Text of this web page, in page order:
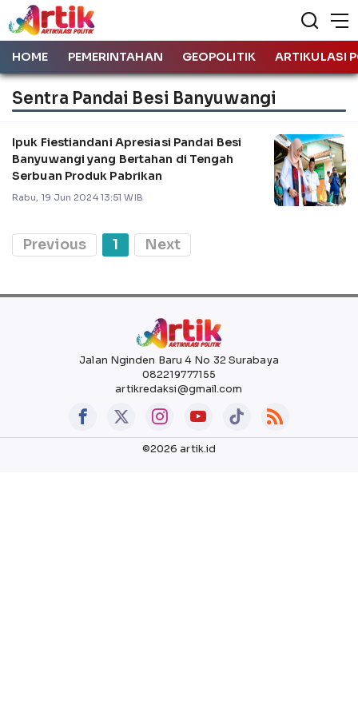
HOME PEMERINTAHAN GEOPOLITIK ARTIKULASI
Sentra Pandai Besi Banyuwangi
Ipuk Fiestiandani Apresiasi Pandai Besi
Banyuwangi yang Bertahan di Tengah
Serbuan Produk Pabrikan
Rabu, 19 Jun 2024 13:51 WIB
Previous 1 Next
Jalan Nginden Baru 4 No 32 Surabaya
082219777155
artikredaksi@gmail.com
©2026 artik.id